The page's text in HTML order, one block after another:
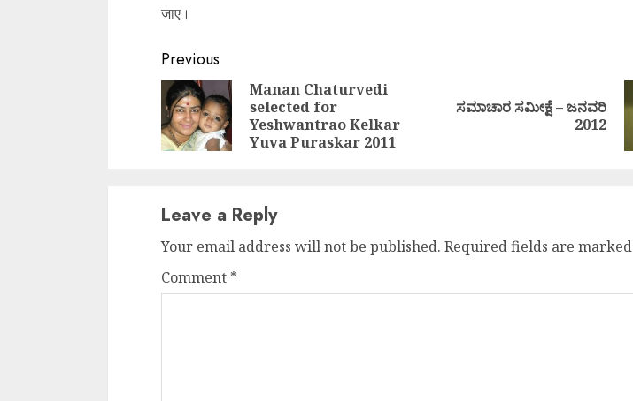
जाए।
Continue
Reading
Previous
Previous
Manan Chaturvedi
selected for
Yeshwantrao Kelkar
Yuva Puraskar 2011
Nextಸಮಾಚಾರ ಸಮೀಕ್ಷೆ – ಜನವರಿ
2012
Leave a Reply
Your email address will not be published. Required fields are marked
Comment *